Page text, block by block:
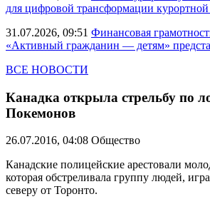
для цифровой трансформации
31.07.2026, 09:51 Финансовая
«Активный гражданин — детям»
ВСЕ НОВОСТИ
Канадка открыла стрельбу по
Покемонов
26.07.2016, 04:08 Общество
Канадские полицейские арестовали
которая обстреливала группу людей,
северу от Торонто.